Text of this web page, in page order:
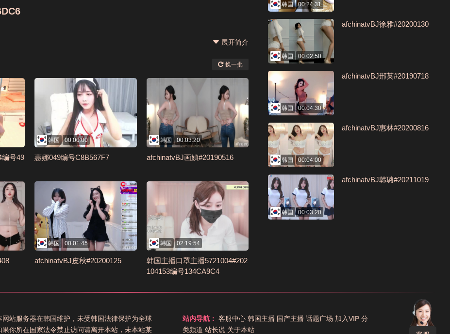
展开简介
换一批
编号49
韩国 00:00:00
惠娜049编号C8B567F7
韩国 00:03:20
afchinatvBJ画媜#20190516
韩国 00:01:45
afchinatvBJ皮秋#20200125
韩国 02:19:54
韩国主播口罩主播5721004#202
104153编号134CA9C4
韩国 00:24:31
韩国 00:02:50
afchinatvBJ徐雅#20200130
韩国 00:04:30
afchinatvBJ邢英#20190718
韩国 00:04:00
afchinatvBJ惠林#20200816
韩国 00:03:20
afchinatvBJ韩璐#20211019
网站服务器在韩国维护，未受韩国法律保护为全球
果你所在国家法令禁止访问请离开本站，未本站某
站内导航： 客服中心 韩国主播 国产主播 话题广场 加入VIP 分
类频道 站长说 关于本站